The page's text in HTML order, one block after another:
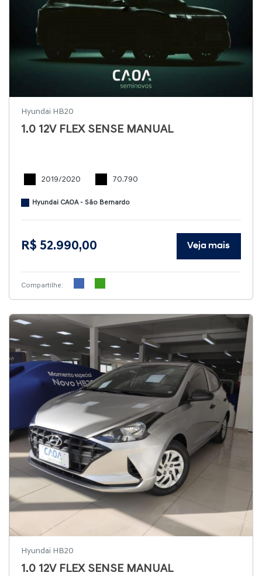
Hyundai HB20
1.0 12V FLEX SENSE MANUAL
2019/2020 70.790
Hyundai CAOA - São Bernardo
R$ 52.990,00 Veja mais
Compartilhe:
Hyundai HB20
1.0 12V FLEX SENSE MANUAL